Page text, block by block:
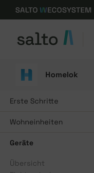
Homelok
Erste Schritte
Wohneinheiten
Geräte
Übersicht